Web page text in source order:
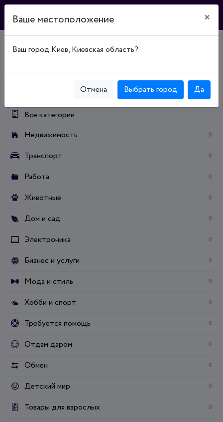
Главная Доска объявлений
Все категории
Недвижимость
0
Транспорт 0
Работа 0
Животные 0
Дом и сад 0
Электроника 0
Бизнес и услуги 0
Мода и стиль 0
Хобби и спорт 0
Требуется помощь 0
Отдам даром 0
Обмен 0
Детский мир 0
Товары для взрослых 0
Ваше местоположение ×
Ваш город Киев, Киевская область?
Отмена Выбрать город Да